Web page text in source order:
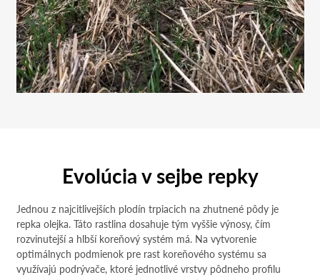
Evolúcia v sejbe repky
Jednou z najcitlivejších plodín trpiacich na zhutnené pôdy je
repka olejka. Táto rastlina dosahuje tým vyššie výnosy, čím
rozvinutejší a hlbší koreňový systém má. Na vytvorenie
optimálnych podmienok pre rast koreňového systému sa
využívajú podrývače, ktoré jednotlivé vrstvy pôdneho profilu